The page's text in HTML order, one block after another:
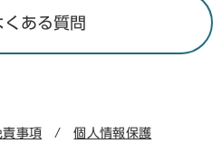
くある質問
責事項 個人情報保護